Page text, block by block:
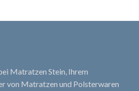
Matratzen Stein, Ihrem
von Matratzen und Polsterwaren